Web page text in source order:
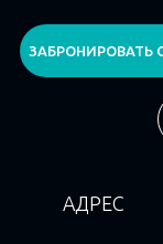
ЗАБРОНИРОВАТЬ
АДРЕС